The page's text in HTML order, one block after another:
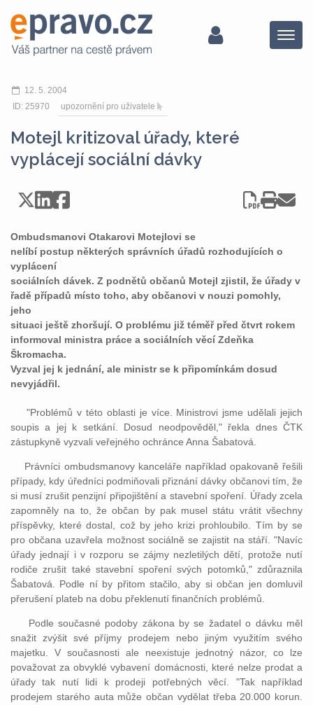
Menu
12. 5. 2004
ID: 25970
upozornění pro uživatele
Motejl kritizoval úřady, které
vyplácejí sociální dávky
Ombudsmanovi Otakarovi Motejlovi se
nelíbí postup některých správních úřadů rozhodujících o
vyplácení
sociálních dávek. Z podnětů občanů Motejl zjistil, že úřady v
řadě případů místo toho, aby občanovi v nouzi pomohly,
jeho
situaci ještě zhoršují. O problému již téměř před čtvrt rokem
informoval ministra práce a sociálních věcí Zdeňka
Škromacha.
Vyzval jej k jednání, ale ministr se k připomínkám dosud
nevyjádřil.
"Problémů v této oblasti je více. Ministrovi jsme udělali jejich
soupis a jej k setkání. Dosud neodpověděl," řekla dnes ČTK
zástupkyně vyzvali veřejného ochránce Anna Šabatová.
Právníci ombudsmanovy kanceláře například opakovaně řešili
případy, kdy úředníci podmiňovali přiznání dávky občanovi tím, že
si musí zrušit penzijní připojištění a stavební spoření. Úřady zcela
zapomněly na to, že občan by pak musel státu vrátit všechny
příspěvky, které dostal, což by jeho krizi prohloubilo. Tím by se
pro občana uzavřela možnost sociálně se zajistit na stáří. "Navíc
úřady jednají i v rozporu se zájmy nezletilých dětí, protože nutí
rodiče zrušit také stavební spoření svých potomků," zdůraznila
Šabatová. Podle ní by přitom stačilo, aby si občan jen domluvil
přerušení plateb na dobu překlenutí finančních problémů.
Podle současné podoby zákona by se žadatel o dávku měl
snažit zvýšit své příjmy prodejem nebo jiným využitím svého
majetku. V současnosti ale neexistuje jednotný názor, co lze
považovat za obvyklé vybavení domácnosti, které nelze prodat a
úřady tak nutí lidi k prodeji potřebných věcí. "Tak například
prodejem starého auta může občan vydělat třeba 20.000 korun.